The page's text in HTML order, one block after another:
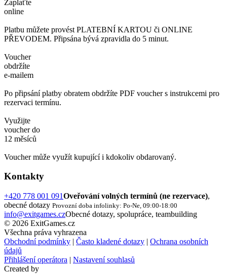
Zaplaťte
online
Platbu můžete provést PLATEBNÍ KARTOU či ONLINE
PŘEVODEM. Připsána bývá zpravidla do 5 minut.
Voucher
obdržíte
e-mailem
Po připsání platby obratem obdržíte PDF voucher s instrukcemi pro
rezervaci termínu.
Využijte
voucher do
12 měsíců
Voucher může využít kupující i kdokoliv obdarovaný.
Kontakty
+420 778 001 091Oveřování volných termínů (ne rezervace),
obecné dotazy Provozní doba infolinky: Po-Ne, 09:00-18:00
info@exitgames.czObecné dotazy, spolupráce, teambuilding
© 2026 ExitGames.cz
Všechna práva vyhrazena
Obchodní podmínky | Často kladené dotazy | Ochrana osobních
údajů
Přihlášení operátora | Nastavení souhlasů
Created by